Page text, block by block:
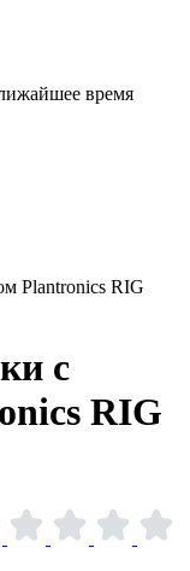
время
Plantronics RIG
с
RIG